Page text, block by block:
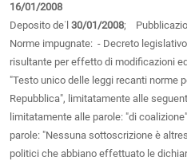
16/01/2008
Deposito de˙l 30/01/2008;
Norme impugnate: - Decreto
risultante per effetto di modificazioni
"Testo unico delle leggi recanti norme
Repubblica", limitatamente alle
limitatamente alle parole: "di
parole: "Nessuna sottoscrizione è
politici che abbiano effettuato le